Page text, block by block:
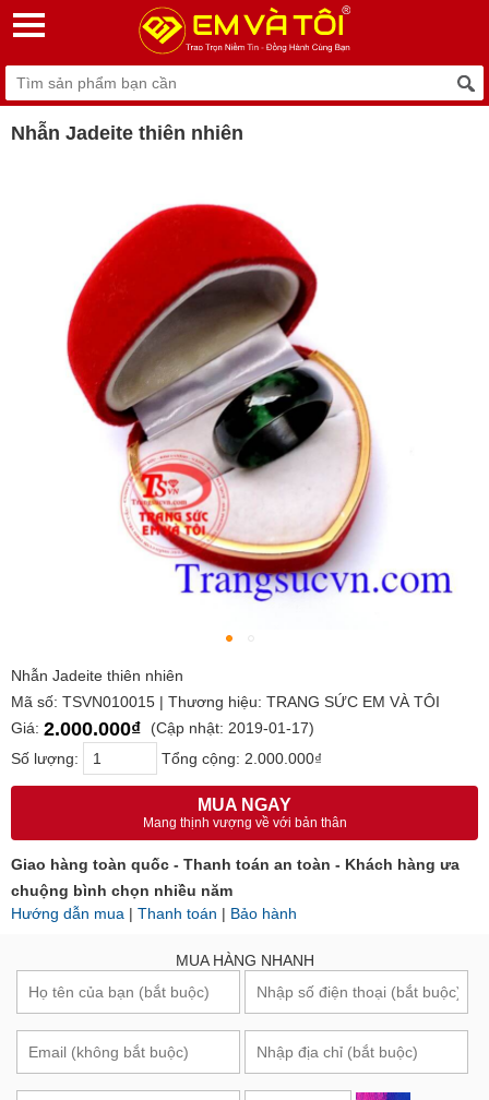
Nhẫn Jadeite thiên nhiên
Nhẫn Jadeite thiên nhiên
Mã số: TSVN010015 | Thương hiệu: TRANG SỨC EM VÀ TÔI
Giá: 2.000.000₫
(Cập nhật: 2019-01-17)
Số lượng:
Tổng cộng: 2.000.000₫
MUA NGAY
Mang thịnh vượng về với bản thân
Giao hàng toàn quốc - Thanh toán an toàn - Khách hàng ưa
chuộng bình chọn nhiều năm
Hướng dẫn mua | Thanh toán | Bảo hành
MUA HÀNG NHANH